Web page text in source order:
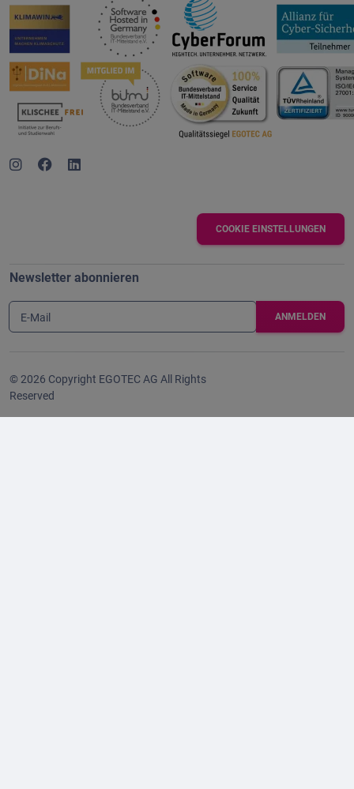
COOKIE EINSTELLUNGEN
Newsletter abonnieren
E-Mail
© 2026 Copyright EGOTEC AG All Rights
Reserved